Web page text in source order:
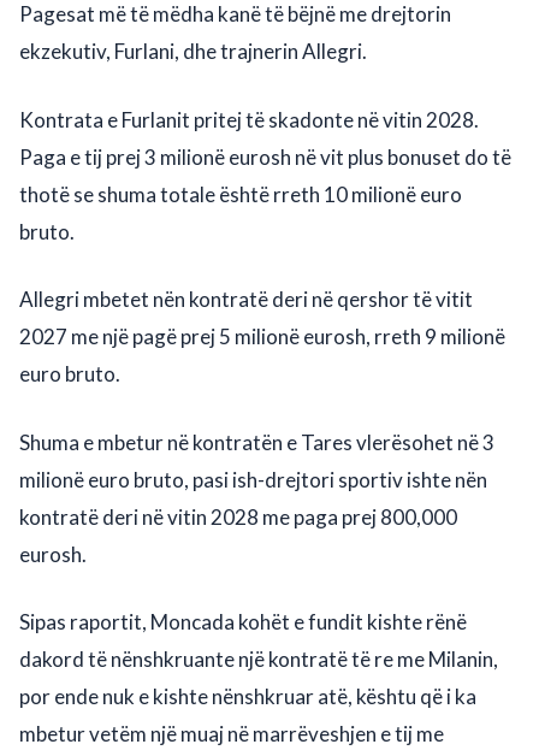
Pagesat më të mëdha kanë të bëjnë me drejtorin
ekzekutiv, Furlani, dhe trajnerin Allegri.
Kontrata e Furlanit pritej të skadonte në vitin 2028.
Paga e tij prej 3 milionë eurosh në vit plus bonuset do të
thotë se shuma totale është rreth 10 milionë euro
bruto.
Allegri mbetet nën kontratë deri në qershor të vitit
2027 me një pagë prej 5 milionë eurosh, rreth 9 milionë
euro bruto.
Shuma e mbetur në kontratën e Tares vlerësohet në 3
milionë euro bruto, pasi ish-drejtori sportiv ishte nën
kontratë deri në vitin 2028 me paga prej 800,000
eurosh.
Sipas raportit, Moncada kohët e fundit kishte rënë
dakord të nënshkruante një kontratë të re me Milanin,
por ende nuk e kishte nënshkruar atë, kështu që i ka
mbetur vetëm një muaj në marrëveshjen e tij me